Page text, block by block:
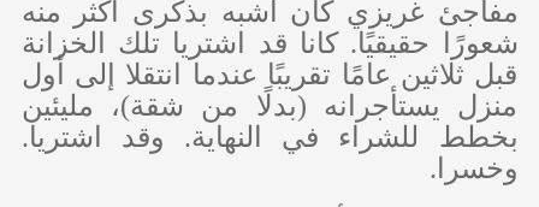
مفاجئ غريزي كان أشبه بذكرى أكثر منه
شعورًا حقيقيًا. كانا قد اشتريا تلك الخزانة
قبل ثلاثين عامًا تقريبًا عندما انتقلا إلى أول
منزل يستأجرانه (بدلًا من شقة)، مليئين
بخطط للشراء في النهاية. وقد اشتريا.
وخسرا.